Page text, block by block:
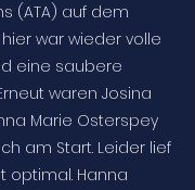
(ATA) auf dem
war wieder volle
eine saubere
waren Josina
Marie Osterspey
am Start. Leider lief
optimal. Hanna